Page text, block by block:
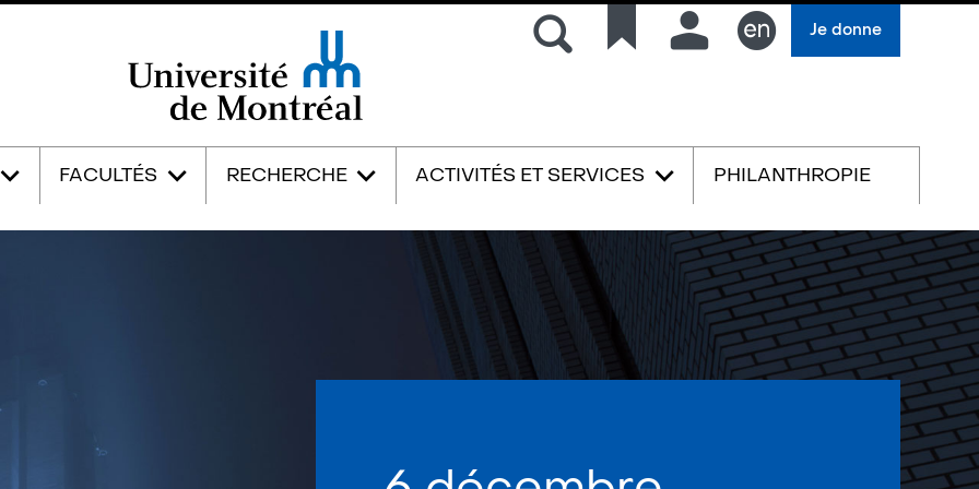
Rechercher Liens Connexion Je donne
FACULTÉS RECHERCHE ACTIVITÉS ET SERVICES PHILANTHROPIE